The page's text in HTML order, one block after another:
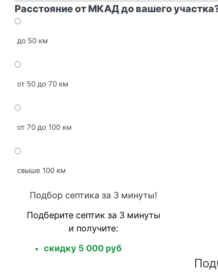
Расстояние от МКАД до вашего
до 50 км
от 50 до 70 км
от 70 до 100 км
свыше 100 км
Подбор септика за 3 минуты!
Подберите септик за 3 минуты
и получите:
скидку 5 000 руб